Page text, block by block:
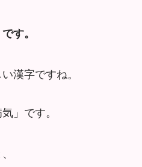
す。
漢字ですね。
」です。